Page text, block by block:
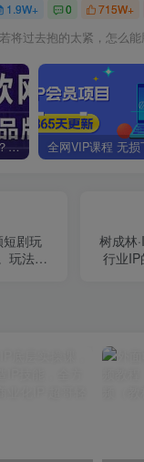
1.9W+ 0 715W+
将过去抱的太紧，怎么
你还在到处找项目？还在当韭菜？我靠卖项目一个月收入5万+，曾经我也是个失败者。
剧玩
玩法简
树成林
行业IP